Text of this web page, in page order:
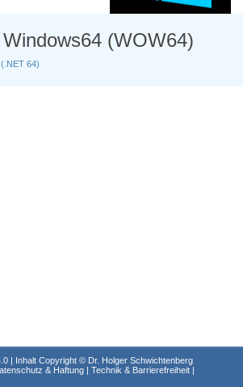
(WOW64)
64)
| Inhalt Copyright © Dr. Holger Schwichtenberg
& Haftung | Technik & Barrierefreiheit |